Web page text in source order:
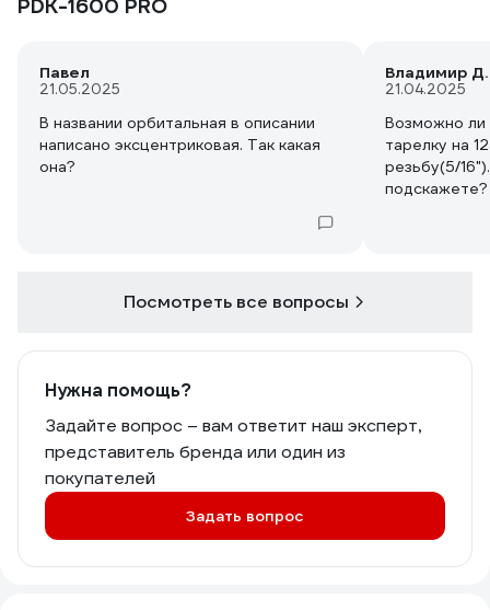
PDK-1600 PRO
Павел
21.05.2025
В названии орбитальная в описании
написано эксцентриковая. Так какая
она?
Владимир Д.
21.04.2025
Возможно ли
тарелку на
резьбу(5/
подскажете?
Посмотреть все вопросы
Нужна помощь?
Задайте вопрос – вам ответит наш эксперт,
представитель бренда или один из
покупателей
Задать вопрос